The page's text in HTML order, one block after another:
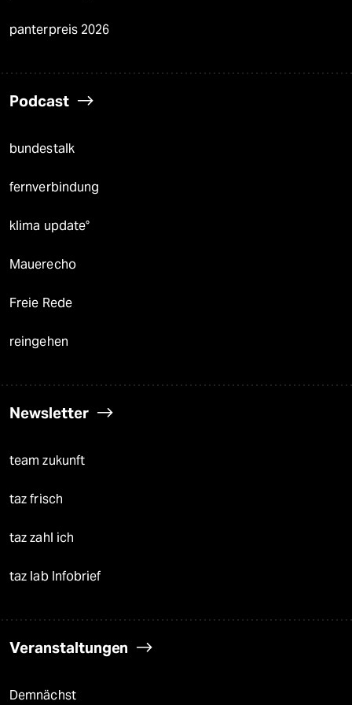
panterpreis 2026
Podcast
bundestalk
fernverbindung
klima update°
Mauerecho
Freie Rede
reingehen
Newsletter
team zukunft
taz frisch
taz zahl ich
taz lab Infobrief
Veranstaltungen
Demnächst